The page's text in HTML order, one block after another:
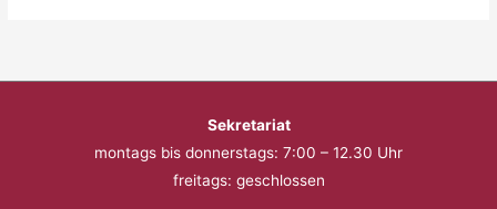
Sekretariat
montags bis donnerstags: 7:00 – 12.30 Uhr
freitags: geschlossen